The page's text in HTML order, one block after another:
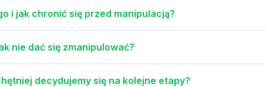
i jak chronić się przed manipulacją?
nie dać się zmanipulować?
decydujemy się na kolejne etapy?